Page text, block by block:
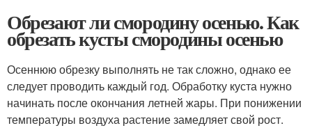
Обрезают ли смородину осенью. Как
обрезать кусты смородины осенью
Осеннюю обрезку выполнять не так сложно, однако ее
следует проводить каждый год. Обработку куста нужно
начинать после окончания летней жары. При понижении
температуры воздуха растение замедляет свой рост.